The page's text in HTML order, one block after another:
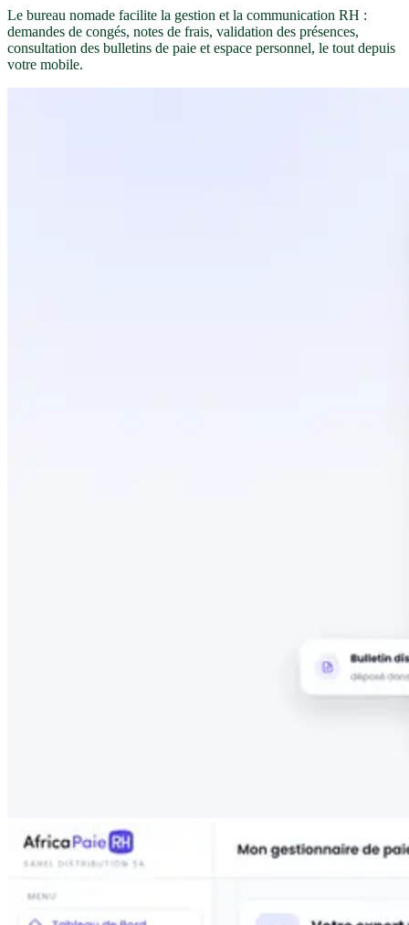
Le bureau nomade facilite la gestion et la communication RH :
demandes de congés, notes de frais, validation des présences,
consultation des bulletins de paie et espace personnel, le tout depuis
votre mobile.